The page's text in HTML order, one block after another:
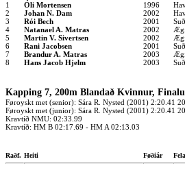
1 Óli Mortensen 1996
2
Johan N. Dam 2002
3
Rói Bech 2001
4
Natanael A. Matras 2002
5
Martin V. Sivertsen 2002
6
Rani Jacobsen 2001
7
Brandur A. Matras 2003
8
Hans Jacob Hjelm 2003
Kapping 7, 200m Blandað Kvinnur,
Føroyskt met (senior): Sára R. Nysted (2001) 2:20.41
Føroyskt met (junior): Sára R. Nysted (2001) 2:20.41
Kravtíð NMU: 02:33.99
Kravtíð: HM B 02:17.69 - HM A 02:13.03
Raðf. Heiti Føðiár